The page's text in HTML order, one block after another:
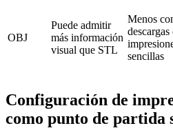
OBJ
Puede admitir
más información
visual que STL
Menos
descargas
sencillas
Configuración de
como punto de partida